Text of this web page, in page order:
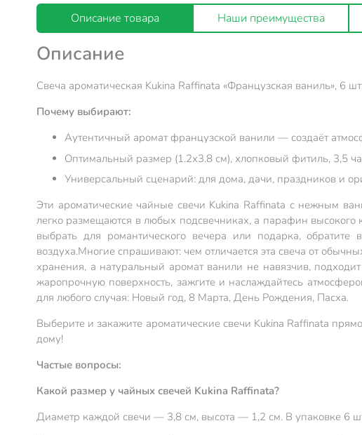
Описание товара Наши преимущества
Описание
Свеча ароматическая Kukina Raffinata «Французская ваниль», 6
Почему выбирают:
Аутентичный аромат французской ванили — создаёт
Оптимальный размер (1.2х3.8 см), хлопковый фитиль, 3,5
Универсальный сценарий: для дома, дачи, праздников и
Эти ароматические чайные свечи Kukina Raffinata с нежным
легко размещаются в любых подсвечниках, а парафин высокого
выбрать для романтического вечера или подарка,
воздуха.Многие спрашивают: чем отличается эта свеча от
хранения, а натуральный аромат ванили не навязчив,
жаропрочную поверхность, зажгите и наслаждайтесь
для любого случая: Новый год, 8 Марта, День Рождения, Пасха.
Выберите и закажите ароматические свечи Kukina Raffinata
дому!
Частые вопросы:
Какой размер у чайных свечей Kukina Raffinata?
Диаметр каждой свечи — 3,8 см, высота — 1,2 см. В упаковке 6